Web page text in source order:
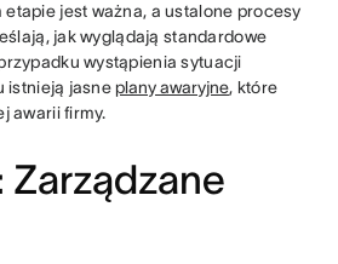
jest ważna, a ustalone procesy
jak wyglądają standardowe
wystąpienia sytuacji
istnieją jasne plany awaryjne, które
awarii firmy.
Zarządzane